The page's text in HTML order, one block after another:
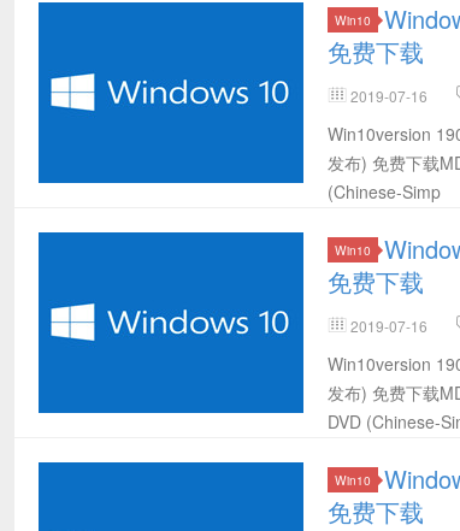
Win10
免费下载
2019-07-16
(2019-07发布) 64位
Win10version
发布) 免费下载
(Chinese-Simp
Win10
免费下载
2019-07-16
(2019-07发布) 64位
Win10version
发布) 免费下载
DVD (Chinese-
Win10
免费下载